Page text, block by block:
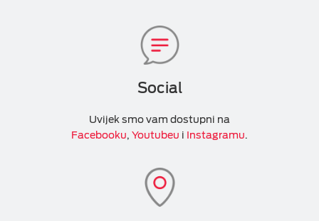
Social
Uvijek smo vam dostupni na
Facebooku, Youtubeu i Instagramu.